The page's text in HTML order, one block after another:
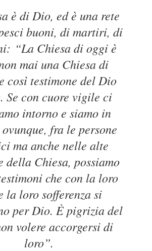
è di Dio, ed è una rete
buoni, di martiri, di
“La Chiesa di oggi è
mai una Chiesa di
così testimone del Dio
Se con cuore vigile ci
intorno e siamo in
fra le persone
ma anche nelle alte
della Chiesa, possiamo
che con la loro
la loro sofferenza si
per Dio. È pigrizia del
volere accorgersi di
loro”.